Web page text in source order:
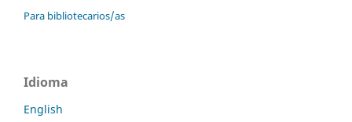
Para bibliotecarios/as
Idioma
English